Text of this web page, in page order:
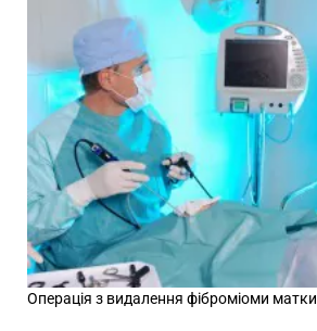
Операція з видалення фіброміоми матки